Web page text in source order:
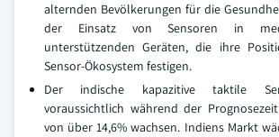
alternden Bevölkerungen für die
der Einsatz von Sensoren in
unterstützenden Geräten, die ihre
Sensor-Ökosystem festigen.
Der indische kapazitive taktile
voraussichtlich während der
von über 14,6% wachsen. Indiens Markt